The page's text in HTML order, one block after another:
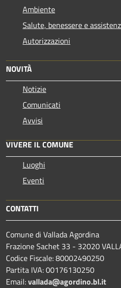
Ambiente
Salute, benessere e
Autorizzazioni
NOVITÀ
Notizie
Comunicati
Avvisi
VIVERE IL COMUNE
Luoghi
Eventi
CONTATTI
Comune di Vallada Agordina
Frazione Sachet 33 - 32020
Codice Fiscale: 80002490250
Partita IVA: 00176130250
Email:vallada@agordino.bl.it